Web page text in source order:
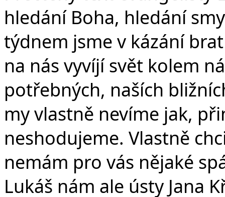
hledání Boha, hledání
týdnem jsme v kázání
na nás vyvíjí svět kolem
potřebných, naších
my vlastně nevíme jak,
neshodujeme. Vlastně
nemám pro vás nějaké
Lukáš nám ale ústy Jana